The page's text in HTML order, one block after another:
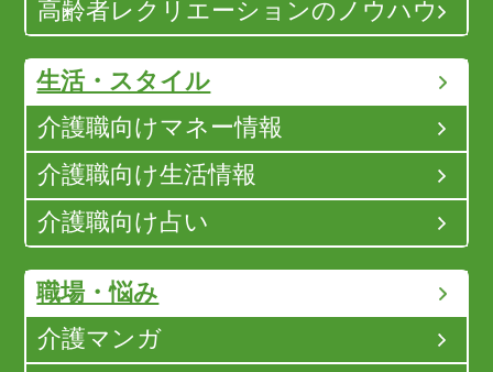
高齢者レクリエーションのノウハウ
生活・スタイル
介護職向けマネー情報
介護職向け生活情報
介護職向け占い
職場・悩み
介護マンガ